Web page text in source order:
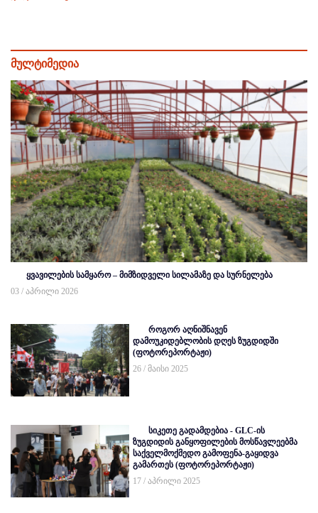
მულტიმედია
ყვავილების სამყარო – მიმზიდველი სილამაზე და სურნელება
03 / აპრილი 2026
როგორ აღნიშნავენ
დამოუკიდებლობის დღეს ზუგდიდში
(ფოტორეპორტაჟი)
26 / მაისი 2025
სიკეთე გადამდებია - GLC-ის
ზუგდიდის განყოფილების მოსწავლეებმა
საქველმოქმედო გამოფენა-გაყიდვა
გამართეს (ფოტორეპორტაჟი)
17 / აპრილი 2025